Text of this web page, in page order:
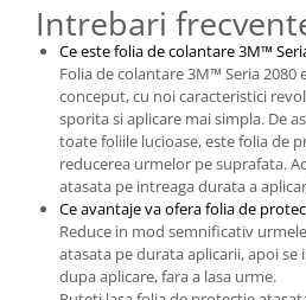
Intrebari
Ce este folia de colantare 3M™
Folia de colantare 3M™ Seria 2080
conceput, cu noi caracteristici
sporita si aplicare mai simpla. De
toate foliile lucioase, este folia de
reducerea urmelor pe suprafata.
atasata pe intreaga durata a
Ce avantaje va ofera folia de
Reduce in mod semnificativ
atasata pe durata aplicarii, apoi
dupa aplicare, fara a lasa urme.